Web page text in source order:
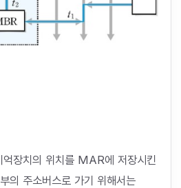
장치의 위치를 MAR에 저장시킨
의 주소버스로 가기 위해서는